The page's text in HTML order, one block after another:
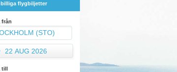
billiga flygbiljetter
från
22 AUG 2026
till